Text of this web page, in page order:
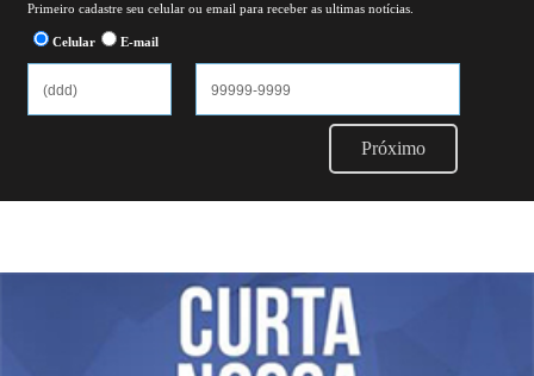
Primeiro cadastre seu celular ou email para receber as ultimas notícias.
Celular E-mail
Próximo